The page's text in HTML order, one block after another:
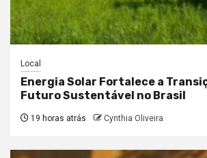
Local
Energia Solar Fortalece a
Futuro Sustentável no Brasil
19 horas atrás Cynthia Oliveira